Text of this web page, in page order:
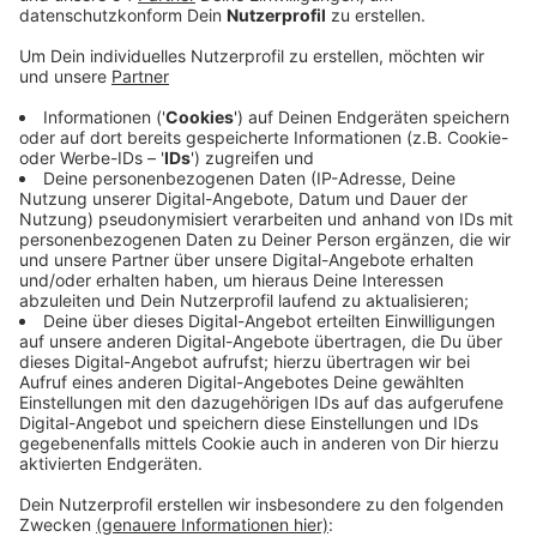
Anzeige
Die von ihm vorgesehene Neuregelung hätte
bedeutet, dass jeder aktiv widersprechen muss, damit
seine Organe nach dem Tod nicht gespendet werden.
Sowohl die Mönchengladbacher SPD-Abgeordnete
Gülistan Yüksel, als auch Günter Krings von der CDU
haben dagegen gestimmt. Krings begründete seine
Entscheidung damit, dass die Entscheidung
Organspender zu sein eine höchstpersönliche sei. Ein
Schweigen könne aus seiner Sicht nicht ohne Weiteres
als Zustimmung gewertet werden. Sinnvoll sei es
jetzt, die Krankenhäuser zu stärken, damit dort
potenzielle Organspender besser erkannt werden
können, so Krings weiter.
Anzeige